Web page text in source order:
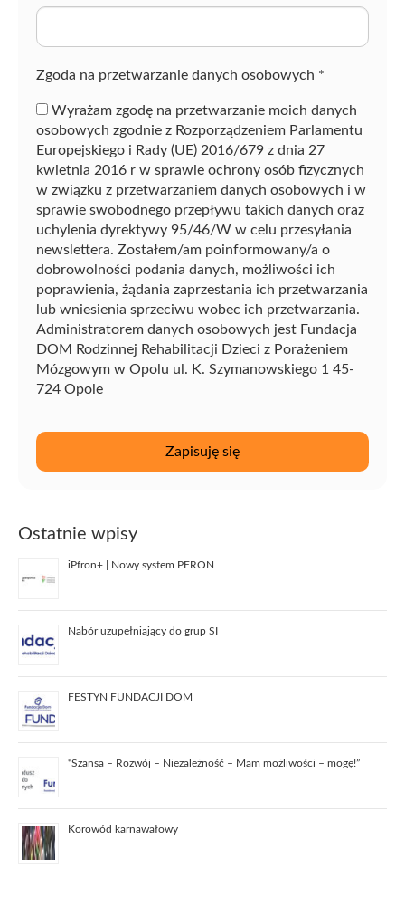
Zgoda na przetwarzanie danych osobowych *
Wyrażam zgodę na przetwarzanie moich danych
osobowych zgodnie z Rozporządzeniem Parlamentu
Europejskiego i Rady (UE) 2016/679 z dnia 27
kwietnia 2016 r w sprawie ochrony osób fizycznych
w związku z przetwarzaniem danych osobowych i w
sprawie swobodnego przepływu takich danych oraz
uchylenia dyrektywy 95/46/W w celu przesyłania
newslettera. Zostałem/am poinformowany/a o
dobrowolności podania danych, możliwości ich
poprawienia, żądania zaprzestania ich przetwarzania
lub wniesienia sprzeciwu wobec ich przetwarzania.
Administratorem danych osobowych jest Fundacja
DOM Rodzinnej Rehabilitacji Dzieci z Porażeniem
Mózgowym w Opolu ul. K. Szymanowskiego 1 45-
724 Opole
Ostatnie wpisy
iPfron+ | Nowy system PFRON
Nabór uzupełniający do grup SI
FESTYN FUNDACJI DOM
“Szansa – Rozwój – Niezależność – Mam możliwości – mogę!”
Korowód karnawałowy